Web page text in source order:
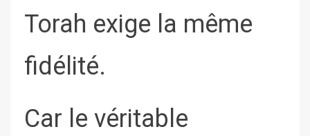
Torah exige la même
fidélité.
Car le véritable